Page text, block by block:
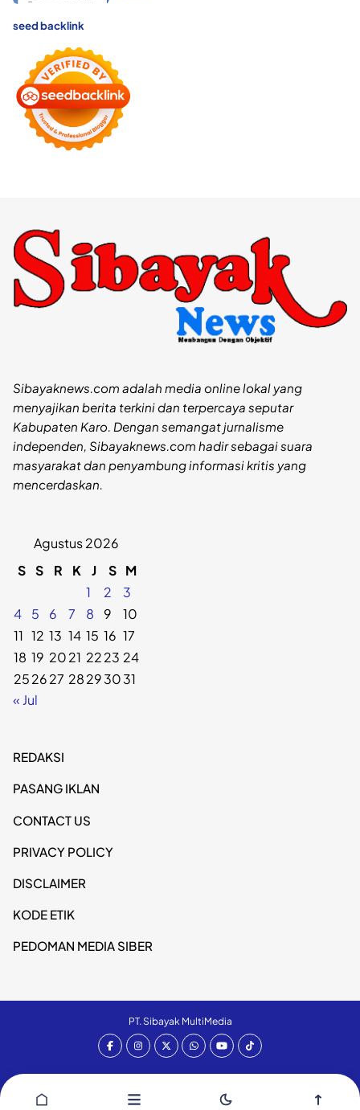
seed backlink
Sibayaknews.com adalah media online lokal yang
menyajikan berita terkini dan terpercaya seputar
Kabupaten Karo. Dengan semangat jurnalisme
independen, Sibayaknews.com hadir sebagai suara
masyarakat dan penyambung informasi kritis yang
mencerdaskan.
Agustus 2026
S S R K J S M
1
2
3
4
5 6 7 8 9
10
11 12 13 14 15 16 17
18 19 2021 2223 24
252627 28293031
« Jul
REDAKSI
PASANG IKLAN
CONTACT US
PRIVACY POLICY
DISCLAIMER
KODE ETIK
PEDOMAN MEDIA SIBER
PT. Sibayak MultiMedia